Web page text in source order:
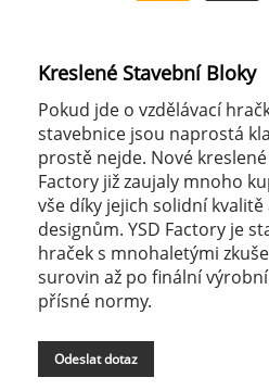
Kreslené Stavební Bloky
Pokud jde o vzdělávací
stavebnice jsou naprostá
prostě nejde. Nové kreslené
Factory již zaujaly mnoho
vše díky jejich solidní kvalitě
designům. YSD Factory je
hraček s mnohaletými
surovin až po finální
přísné normy.
Odeslat dotaz